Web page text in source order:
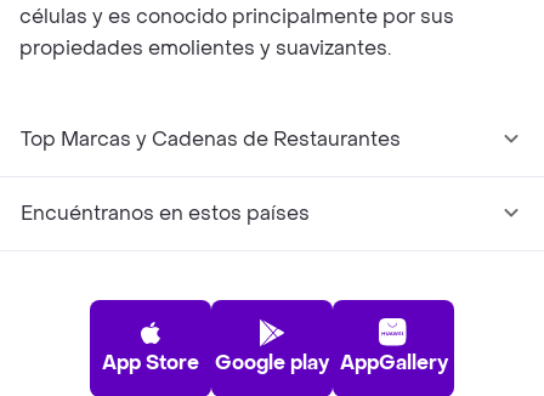
células y es conocido principalmente por sus
propiedades emolientes y suavizantes.
Top Marcas y Cadenas de Restaurantes
Encuéntranos en estos países
App Store Google play AppGallery